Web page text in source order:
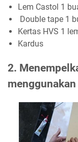
Lem Castol 1
Double tape 1
Kertas HVS 1
Kardus
2.